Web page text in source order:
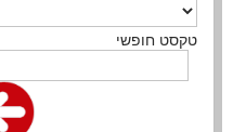
טקסט חופשי